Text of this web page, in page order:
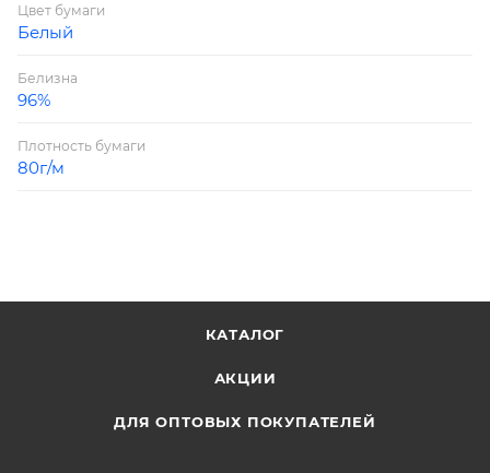
Цвет бумаги
Белый
Белизна
96%
Плотность бумаги
80г/м
КАТАЛОГ
АКЦИИ
ДЛЯ ОПТОВЫХ ПОКУПАТЕЛЕЙ